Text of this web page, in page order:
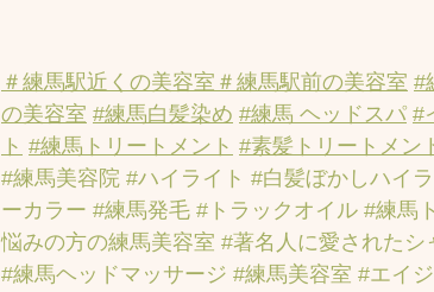
＃練馬駅近くの美容室 ＃練馬駅前の美容室 #
の美容室 #練馬白髪染め #練馬 ヘッドスパ #
ト #練馬トリートメント #素髪トリートメン
#練馬美容院 #ハイライト #白髪ぼかしハイ
ーカラー #練馬発毛 #トラックオイル #練馬
悩みの方の練馬美容室 #著名人に愛された
#練馬ヘッドマッサージ #練馬美容室 #エイ